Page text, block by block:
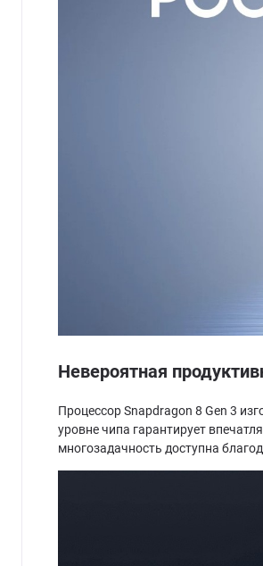
Невероятная
Процессор Snapdragon 8 Gen 3
уровне чипа гарантирует
многозадачность доступна